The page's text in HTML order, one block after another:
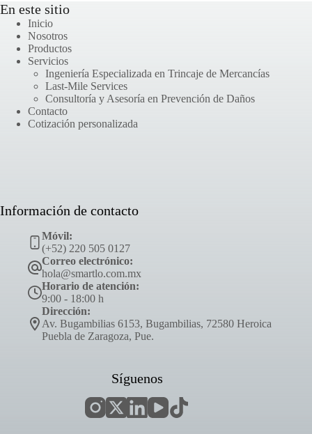
En este sitio
Inicio
Nosotros
Productos
Servicios
Ingeniería Especializada en Trincaje de Mercancías
Last-Mile Services
Consultoría y Asesoría en Prevención de Daños
Contacto
Cotización personalizada
Información de contacto
Móvil:
(+52) 220 505 0127
Correo electrónico:
hola@smartlo.com.mx
Horario de atención:
9:00 - 18:00 h
Dirección:
Av. Bugambilias 6153, Bugambilias, 72580 Heroica
Puebla de Zaragoza, Pue.
Síguenos